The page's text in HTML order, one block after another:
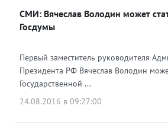
СМИ: Вячеслав Володин может
Госдумы
Первый заместитель руководителя
Президента РФ Вячеслав Володин
Государственной ...
24.08.2016 в 09:27:00